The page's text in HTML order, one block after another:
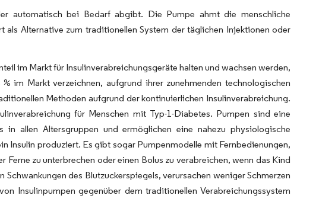
automatisch bei Bedarf abgibt. Die Pumpe ahmt die menschliche
Alternative zum traditionellen System der täglichen Injektionen oder
im Markt für Insulinverabreichungsgeräte halten und wachsen werden,
im Markt verzeichnen, aufgrund ihrer zunehmenden technologischen
Methoden aufgrund der kontinuierlichen Insulinverabreichung.
für Menschen mit Typ-1-Diabetes. Pumpen sind eine
allen Altersgruppen und ermöglichen eine nahezu physiologische
Insulin produziert. Es gibt sogar Pumpenmodelle mit Fernbedienungen,
zu unterbrechen oder einen Bolus zu verabreichen, wenn das Kind
des Blutzuckerspiegels, verursachen weniger Schmerzen
Insulinpumpen gegenüber dem traditionellen Verabreichungssystem